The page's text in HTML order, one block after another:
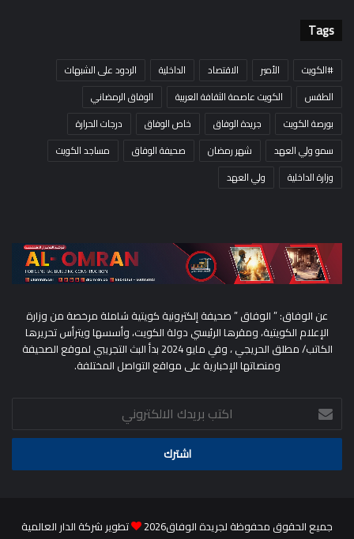
Tags
#الكويت الأمير الاقتصاد الداخلية
الردود على الشبهات
الطقس
الكويت عاصمة الثقافة العربية
الوفاق الرمضاني
بورصة الكويت
جريدة الوفاق خاص الوفاق
درجات الحرارة
سمو ولي العهد
شهر رمضان صحيفة الوفاق
مساجد الكويت
وزارة الداخلية
ولي العهد
عن الوفاق: ” الوفاق ” صحيفة إلكترونية كويتية شاملة مرخصة من وزارة
الإعلام الكويتية، ومقرها الرئيسي دولة الكويت، وأسسها ويترأس تحريرها
الكاتب/ مطلق الحريجي ، وفي مايو 2024 بدأ البث التجريبي لموقع الصحيفة
ومنصاتها الإخبارية على مواقع التواصل المختلفة.
اكتب
بريدك
الالكتروني
جميع الحقوق محفوظة لجريدة الوفاق2026 تطوير شركة الدار العالمية